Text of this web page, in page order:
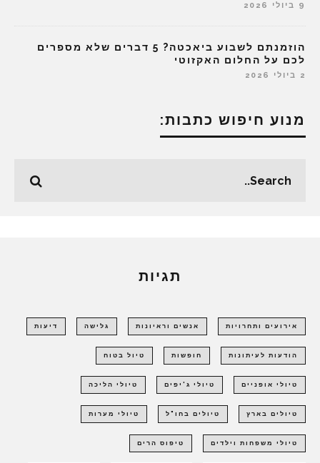
9 ביולי 2026
הוזמנתם לשבוע ביאכטה? 5 דברים שלא מספרים
לכם על החלום האקזוטי
2 ביולי 2026
מנוע חיפוש כתבות:
תגיות
אירועים ותחרויות אנשים וראיונות גלישה דיעות
הודעות לעיתונות חופשות טיול בטוח
טיולי אופניים טיולי ג'יפים טיולי הליכה
טיולים בארץ טיולים בחו"ל טיולי מערות
טיולי משפחות וילדים טיפוס הרים